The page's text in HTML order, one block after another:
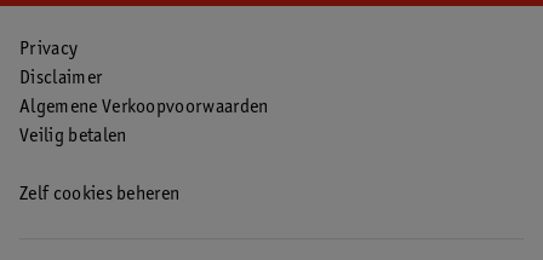
Privacy
Disclaimer
Algemene Verkoopvoorwaarden
Veilig betalen
Zelf cookies beheren